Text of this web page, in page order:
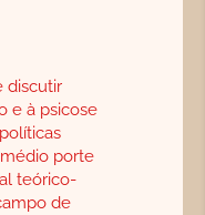
discutir
e à psicose
porte
teórico-
de